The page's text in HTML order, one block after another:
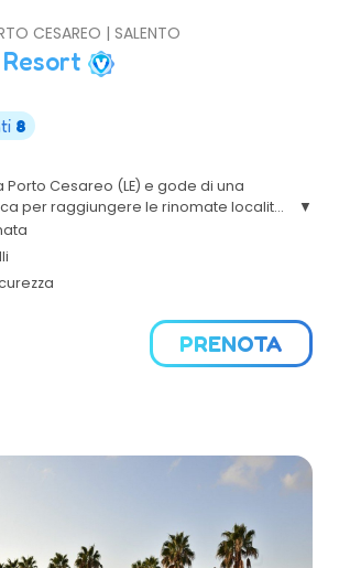
CESAREO | SALENTO
8
Porto Cesareo (LE) e gode di una
per raggiungere le rinomate località
di Ugento. Il Mare, il Sole,
renderanno piacevoli le tue
PRENOTA